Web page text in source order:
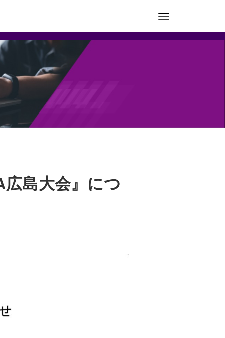
島大会』につ